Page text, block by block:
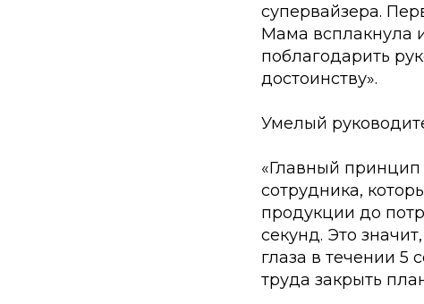
супервайзера.
Мама всплакнула
поблагодарить
достоинству».
Умелый
«Главный
сотрудника,
продукции до
секунд. Это
глаза в течении 5
труда закрыть